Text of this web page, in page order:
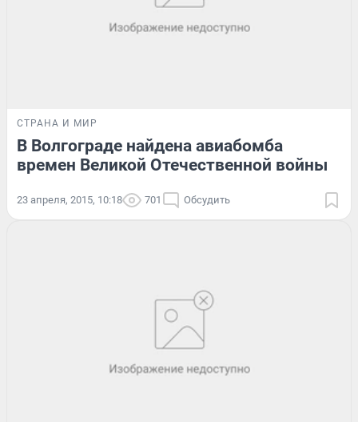
СТРАНА И МИР
В Волгограде найдена авиабомба
времен Великой Отечественной войны
23 апреля, 2015, 10:18 701 Обсудить